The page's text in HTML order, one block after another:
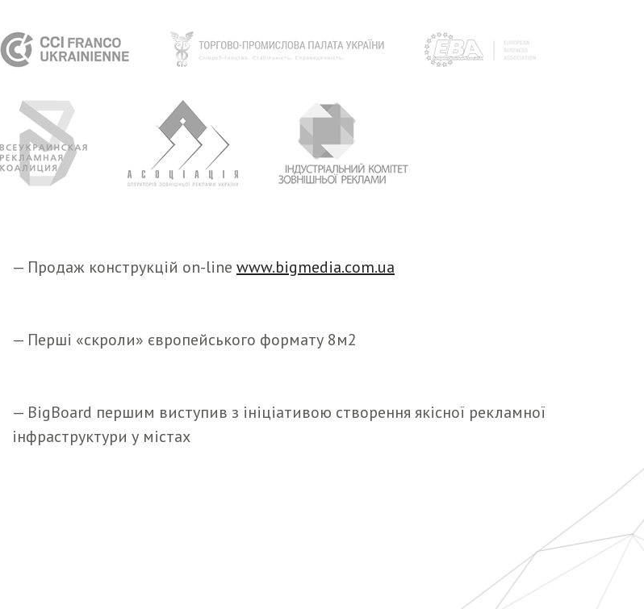
— Продаж конструкцій on-line www.bigmedia.com.ua
— Перші «скроли» європейського формату 8м2
— BigBoard першим виступив з ініціативою створення якісної рекламної
інфраструктури у містах